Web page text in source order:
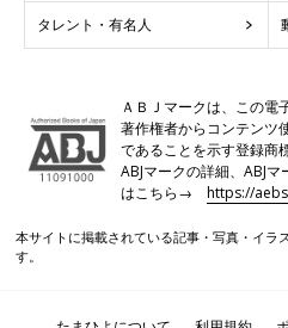
タレント・有名人
ＡＢＪマークは、この電
著作権者からコンテンツ
であることを示す登録商
ABJマークの詳細、ABJ
はこちら→https://
本サイトに掲載されている記事・写真・イラ
す。